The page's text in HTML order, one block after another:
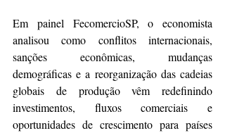
Em painel FecomercioSP, o economista
analisou como conflitos internacionais,
sanções econômicas, mudanças
demográficas e a reorganização das cadeias
globais de produção vêm redefinindo
investimentos, fluxos comerciais e
oportunidades de crescimento para países